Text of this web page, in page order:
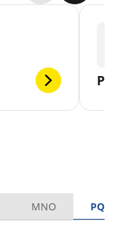
MNO PQRS